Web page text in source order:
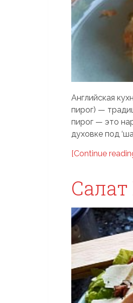
Английская
пирог) —
пирог — это
духовке под
[Continue